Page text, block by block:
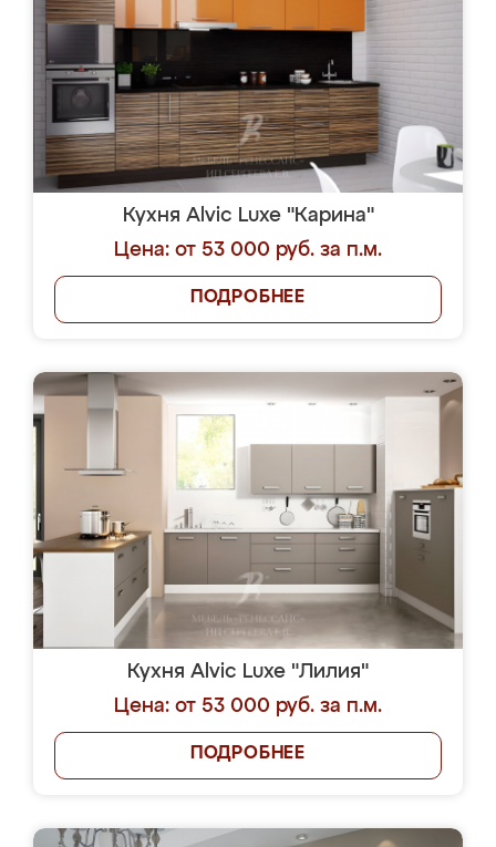
Кухня Alvic Luxe "Карина"
Цена: от 53 000 руб. за п.м.
ПОДРОБНЕЕ
Кухня Alvic Luxe "Лилия"
Цена: от 53 000 руб. за п.м.
ПОДРОБНЕЕ